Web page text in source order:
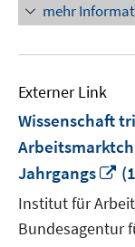
mehr
Externer Link
Wissenschaft
Jahrgangs
In
Institut für
Bundesagentur